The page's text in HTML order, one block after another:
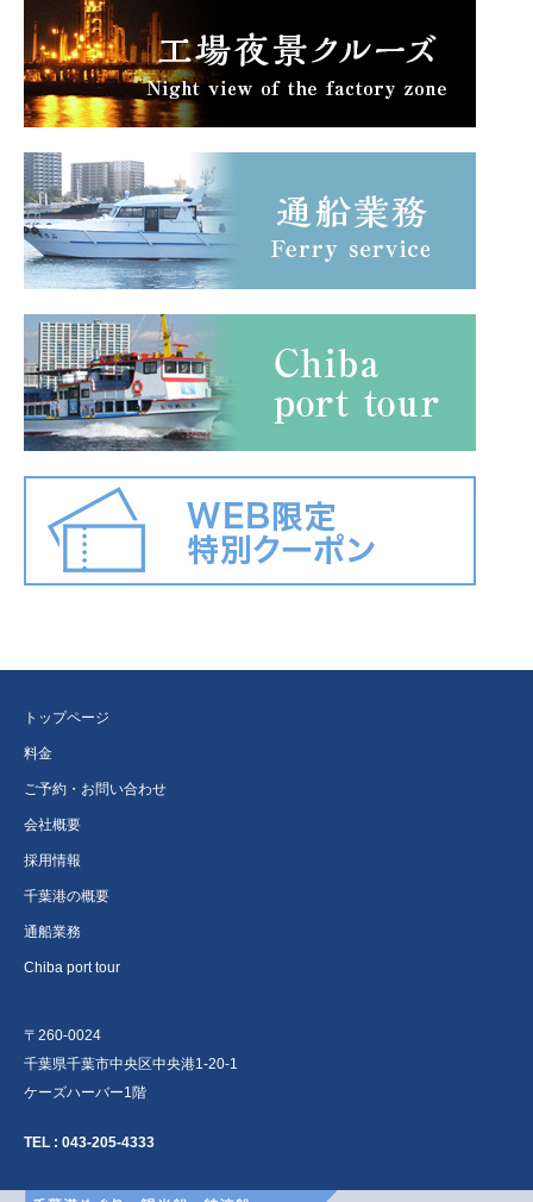
トップページ
料金
ご予約・お問い合わせ
会社概要
採用情報
千葉港の概要
通船業務
Chiba port tour
〒260-0024
千葉県千葉市中央区中央港1-20-1
ケーズハーバー1階
TEL : 043-205-4333